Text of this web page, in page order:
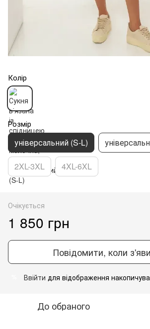
Колір
Розмір
універсальний (S-L)
2XL-3XL 4XL-6XL
Очікується
1 850 грн
Повідомити, коли
Ввійти для відображення
До обраного